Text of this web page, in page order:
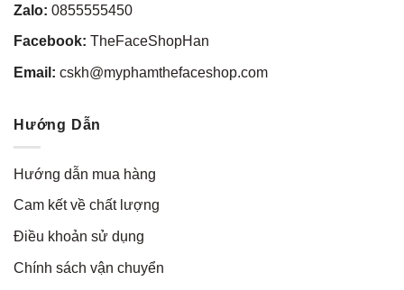
Zalo: 0855555450
Facebook: TheFaceShopHan
Email: cskh@myphamthefaceshop.com
Hướng Dẫn
Hướng dẫn mua hàng
Cam kết về chất lượng
Điều khoản sử dụng
Chính sách vận chuyển